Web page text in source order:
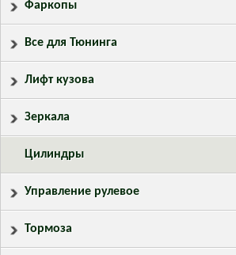
Фаркопы
Все для Тюнинга
Лифт кузова
Зеркала
Цилиндры
Управление рулевое
Тормоза